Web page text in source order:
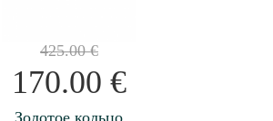
425.00€
170.00 €
Золотое кольцо